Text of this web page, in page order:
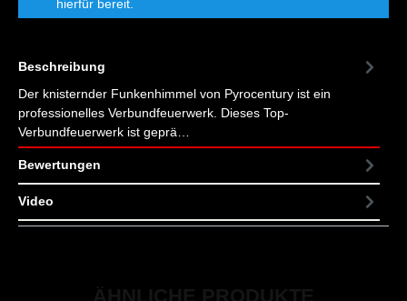
hierfür bereit.
Beschreibung
Der knisternder Funkenhimmel von Pyrocentury ist ein
professionelles Verbundfeuerwerk. Dieses Top-
Verbundfeuerwerk ist geprä…
Bewertungen
Video